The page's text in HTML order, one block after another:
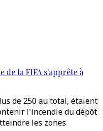
de la FIFA s'apprête à
de 250 au total, étaient
l'incendie du dépôt
les zones